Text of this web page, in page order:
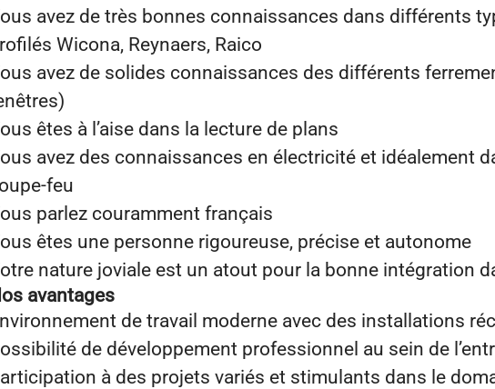
avez de très bonnes connaissances dans différents
Wicona, Reynaers, Raico
avez de solides connaissances des différents
êtes à l’aise dans la lecture de plans
avez des connaissances en électricité et idéalement
feu
parlez couramment français
êtes une personne rigoureuse, précise et autonome
nature joviale est un atout pour la bonne intégration
avantages
de travail moderne avec des installations
de développement professionnel au sein de
à des projets variés et stimulants dans le